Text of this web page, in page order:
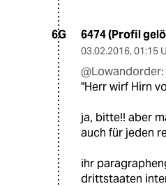
6G 6474 (Profil
03.02.2016, 01:15
@Lowandorder:
"Herr wirf Hirn
ja, bitte!! aber
auch für jeden
ihr
drittstaaten